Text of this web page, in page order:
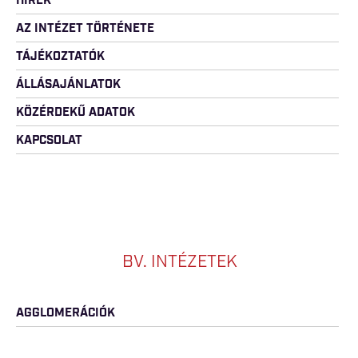
AZ INTÉZET TÖRTÉNETE
TÁJÉKOZTATÓK
ÁLLÁSAJÁNLATOK
KÖZÉRDEKŰ ADATOK
KAPCSOLAT
BV. INTÉZETEK
AGGLOMERÁCIÓK